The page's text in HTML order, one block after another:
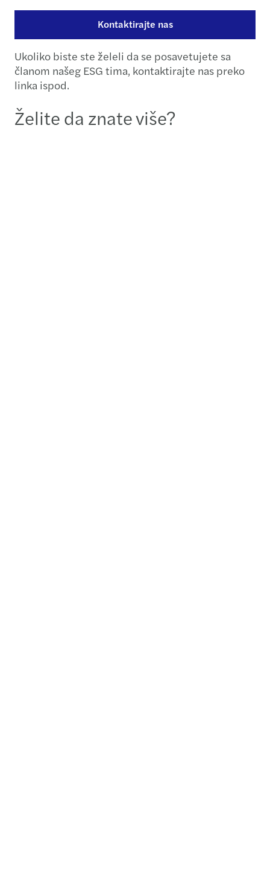
Kontaktirajte nas
Ukoliko biste ste želeli da se posavetujete sa
članom našeg ESG tima, kontaktirajte nas preko
linka ispod.
Želite da znate više?